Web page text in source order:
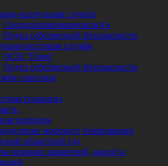
патрульная служба
Специализированная рота
Отдел собственной безопасности
постовая служба
ОСН "Гром"
Отдел собственной безопасности
спасения
больница
полиция
морского базирования
областной суд
исковых заявлений, жалоб и